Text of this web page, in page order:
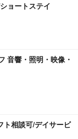
ョートステイ
音響・照明・映像・
ト相談可/デイサービ